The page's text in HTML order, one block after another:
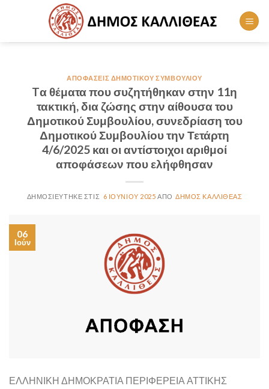
ΑΠΟΦΆΣΕΙΣ ΔΗΜΟΤΙΚΟΎ ΣΥΜΒΟΥΛΊΟΥ
Tα θέματα που συζητήθηκαν στην 11η
τακτική, δια ζώσης στην αίθουσα του
Δημοτικού Συμβουλίου, συνεδρίαση του
Δημοτικού Συμβουλίου την Τετάρτη
4/6/2025 και οι αντίστοιχοι αριθμοί
αποφάσεων που ελήφθησαν
6 ΙΟΥΝΊΟΥ 2025 ΔΉΜΟΣ ΚΑΛΛΙΘΈΑΣ
06
Ιούν
ΕΛΛΗΝΙΚΗ ΔΗΜΟΚΡΑΤΙΑ ΠΕΡΙΦΕΡΕΙΑ ΑΤΤΙΚΗΣ